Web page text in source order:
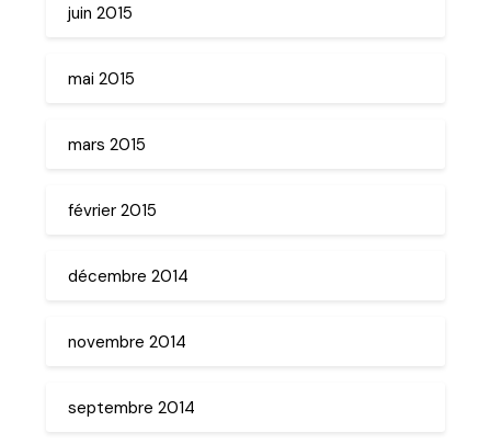
juin 2015
mai 2015
mars 2015
février 2015
décembre 2014
novembre 2014
septembre 2014